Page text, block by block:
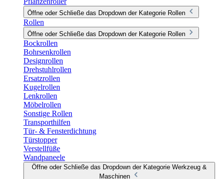
Öffne oder Schließe das Dropdown der Kategorie Rollen
Rollen
Öffne oder Schließe das Dropdown der Kategorie Rollen
Bockrollen
Bohrsenkrollen
Designrollen
Drehstuhlrollen
Ersatzrollen
Kugelrollen
Lenkrollen
Möbelrollen
Sonstige Rollen
Transporthilfen
Tür- & Fensterdichtung
Türstopper
Verstellfüße
Wandpaneele
Öffne oder Schließe das Dropdown der Kategorie Werkzeug &
Maschinen